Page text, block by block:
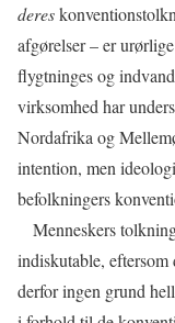
deres
afgørelser – er
flygtninges og
virksomhed har
Nordafrika og
intention, men
befolkningers
Menneskers
indiskutable, eftersom
derfor ingen grund